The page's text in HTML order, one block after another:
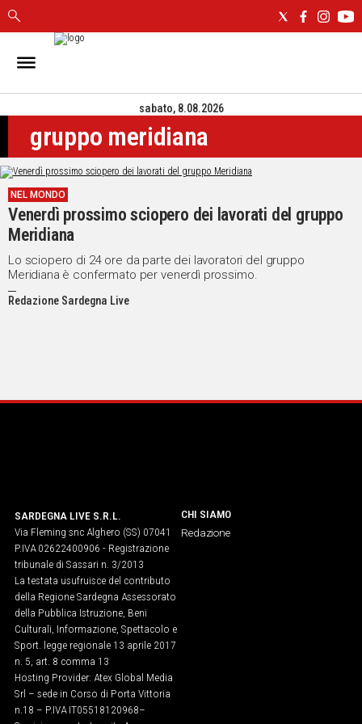
IN
CAGLIARI
SASSARI
NUORO
ORISTANO
SULCIS
GALLURA
OGLIASTRA
MEDIO
CAMPIDANO
ITALIA
VIDEO
Vai
UNISCITI
AL CANALE
WHATSAPP
sabato, 8.08.2026
gruppo meridiana
NEL MONDO
Venerdì prossimo sciopero dei lavorati del gruppo
Meridiana
Lo sciopero di 24 ore da parte dei lavoratori del gruppo
Meridiana è confermato per venerdì prossimo.
Redazione Sardegna Live
SARDEGNA LIVE S.R.L.
Via Fleming snc Alghero (SS) 07041
P.IVA 02622400906 - Registrazione
tribunale di Sassari n. 3/2013
La testata usufruisce del contributo
della Regione Sardegna Assessorato
della Pubblica Istruzione, Beni
Culturali, Informazione, Spettacolo e
Sport. legge regionale 13 aprile 2017
n. 5, art. 8 comma 13
Hosting Provider: Atex Global Media
Srl – sede in Corso di Porta Vittoria
n.18 – P.IVA IT05518120968​–
CHI SIAMO
Redazione